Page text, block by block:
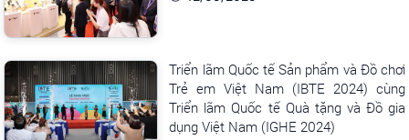
Triển lãm Quốc tế Sản phẩm và Đồ chơi
Trẻ em Việt Nam (IBTE 2024) cùng
Triển lãm Quốc tế Quà tặng và Đồ gia
dụng Việt Nam (IGHE 2024)